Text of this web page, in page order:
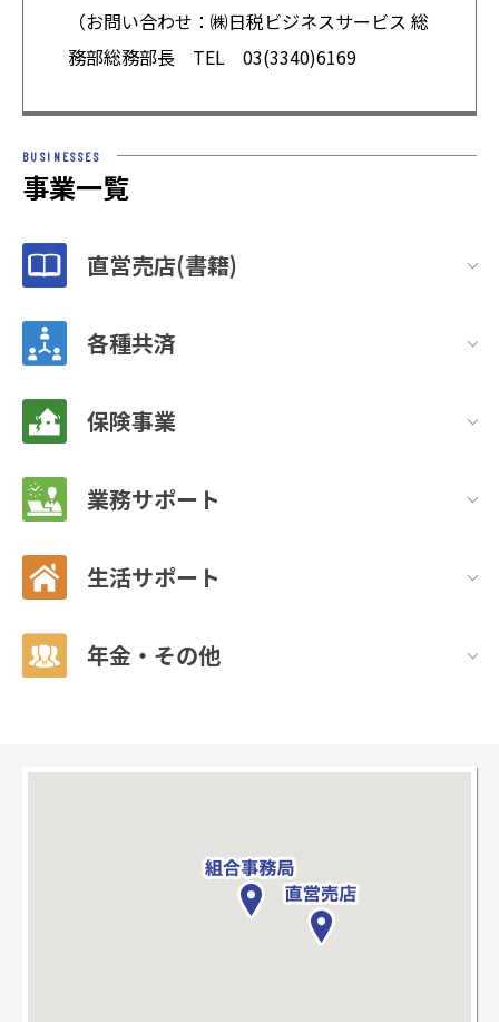
（お問い合わせ：㈱日税ビジネスサービス 総
務部総務部長 TEL 03(3340)6169
BUSINESSES
事業一覧
直営売店(書籍)
各種共済
保険事業
業務サポート
生活サポート
年金・その他